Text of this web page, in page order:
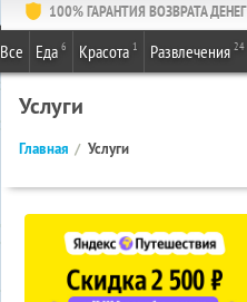
100% ГАРАНТИЯ ВОЗВРАТА ДЕНЕГ
Все Еда 6 Красота 1 Развлечения 24
Услуги
Главная Услуги